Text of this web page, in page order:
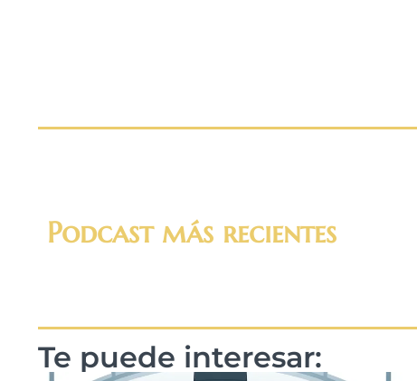
Podcast más recientes
Te puede interesar: